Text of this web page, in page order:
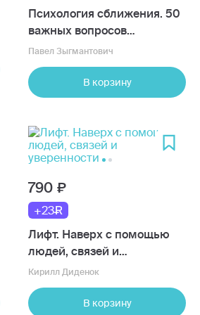
Психология сближения. 50
важных вопросов
психологу о знакомствах,
влюбленности, браке и
кризисах
Павел Зыгмантович
В корзину
790
+23
Лифт. Наверх с помощью
людей, связей и
уверенности
Кирилл Диденок
В корзину